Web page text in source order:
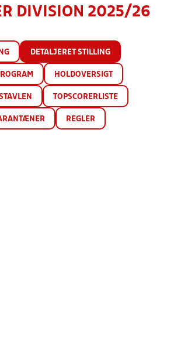
DIVISION 2025/26
DETALJERET STILLING
HOLDOVERSIGT
TOPSCORERLISTE
REGLER